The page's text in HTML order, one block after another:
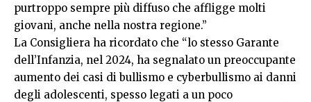
purtroppo sempre più diffuso che affligge molti
giovani, anche nella nostra regione.”
La Consigliera ha ricordato che “lo stesso Garante
dell’Infanzia, nel 2024, ha segnalato un preoccupante
aumento dei casi di bullismo e cyberbullismo ai danni
degli adolescenti, spesso legati a un poco